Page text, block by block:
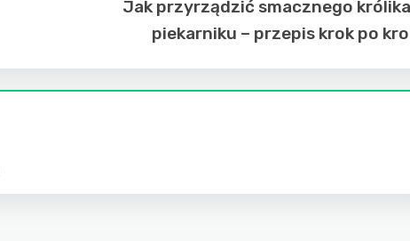
Jak przyrządzić smacznego
piekarniku – przepis krok po